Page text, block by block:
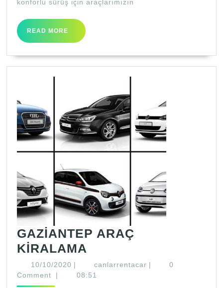
konforlu sürüş için araçlarımızın
READ MORE
READ
MORE
GAZİANTEP ARAÇ
KİRALAMA
ARAÇ
KİRALAMA
10/10/202010/10/2020
| canlarrentacar canlarrentacar
|
0
Comment
| 08:51